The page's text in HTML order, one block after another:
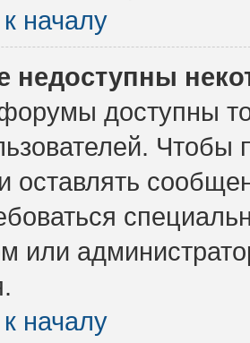
началу
недоступны
доступны
Чтобы
оставлять
или
началу